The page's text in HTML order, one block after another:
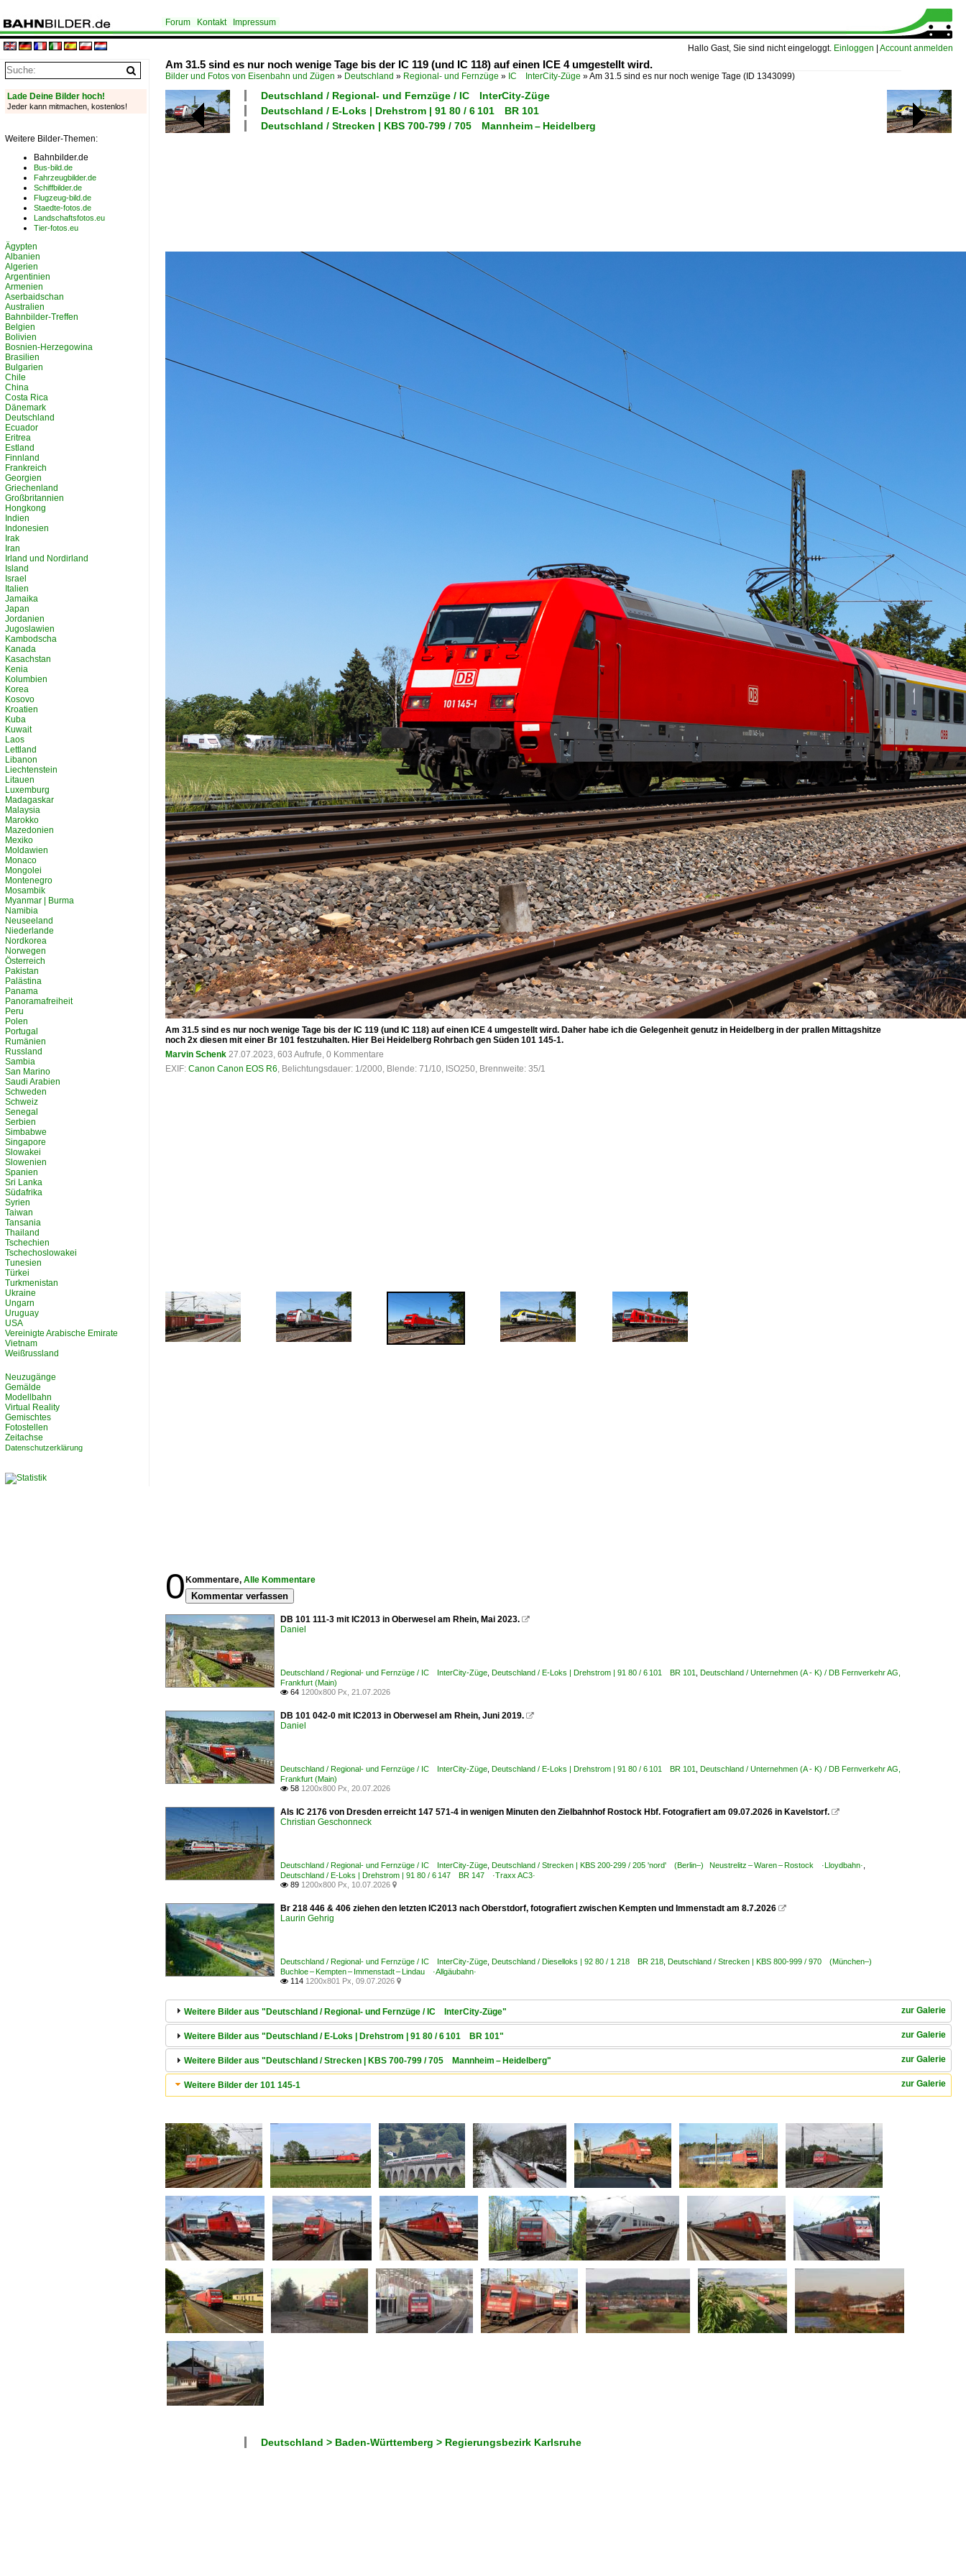
Hallo Gast, Sie sind nicht eingeloggt. Einloggen Account anmelden
Forum Kontakt Impressum
Am 31.5 sind es nur noch wenige Tage bis der IC 119 (und IC 118) auf einen ICE 4 umgestellt wird.
Bilder und Fotos von Eisenbahn und Zügen » Deutschland » Regional- und Fernzüge » IC InterCity-Züge »Am 31.5 sind es nur noch wenige Tage (ID 1343099)
Deutschland / Regional- und Fernzüge / IC InterCity-Züge
Deutschland / E-Loks | Drehstrom | 91 80 / 6 101 BR 101
Deutschland / Strecken | KBS 700-799 / 705 Mannheim – Heidelberg
Am 31.5 sind es nur noch wenige Tage bis der IC 119 (und IC 118) auf einen ICE 4 umgestellt wird. Daher habe ich die Gelegenheit genutz in Heidelberg in der prallen Mittagshitze
noch 2x diesen mit einer Br 101 festzuhalten. Hier Bei Heidelberg Rohrbach gen Süden 101 145-1.
Marvin Schenk 27.07.2023, 603 Aufrufe, 0 Kommentare
EXIF: Canon Canon EOS R6, Belichtungsdauer: 1/2000, Blende: 71/10, ISO250, Brennweite: 35/1
0 Kommentare, Alle Kommentare
Kommentar verfassen
DB 101 111-3 mit IC2013 in Oberwesel am Rhein, Mai 2023. 
Daniel
Deutschland / Regional- und Fernzüge / IC InterCity-Züge Deutschland / E-Loks | Drehstrom | 91 80 / 6 101 BR 101
Deutschland / Unternehmen (A - K) / DB Fernverkehr AG,
Frankfurt (Main)
 64 1200x800 Px, 21.07.2026
DB 101 042-0 mit IC2013 in Oberwesel am Rhein, Juni 2019. 
Daniel
Deutschland / Regional- und Fernzüge / IC InterCity-Züge Deutschland / E-Loks | Drehstrom | 91 80 / 6 101 BR 101
Deutschland / Unternehmen (A - K) / DB Fernverkehr AG,
Frankfurt (Main)
 58 1200x800 Px, 20.07.2026
Als IC 2176 von Dresden erreicht 147 571-4 in wenigen Minuten den Zielbahnhof Rostock Hbf. Fotografiert am 09.07.2026 in Kavelstorf. 
Christian Geschonneck
Deutschland / Regional- und Fernzüge / IC InterCity-Züge Deutschland / Strecken | KBS 200-299 / 205 'nord' (Berlin–) Neustrelitz – Waren – Rostock ·Lloydbahn·
Deutschland / E-Loks | Drehstrom | 91 80 / 6 147 BR 147 ·Traxx AC3·
 89 1200x800 Px, 10.07.2026 
Br 218 446 & 406 ziehen den letzten IC2013 nach Oberstdorf, fotografiert zwischen Kempten und Immenstadt am 8.7.2026 
Laurin Gehrig
Deutschland / Regional- und Fernzüge / IC InterCity-Züge Deutschland / Dieselloks | 92 80 / 1 218 BR 218 Deutschland / Strecken | KBS 800-999 / 970 (München–)
Buchloe – Kempten – Immenstadt – Lindau ·Allgäubahn·
 114 1200x801 Px, 09.07.2026 
zur Galerie
Weitere Bilder aus "Deutschland / Regional- und Fernzüge / IC InterCity-Züge"
zur Galerie
Weitere Bilder aus "Deutschland / E-Loks | Drehstrom | 91 80 / 6 101 BR 101"
zur Galerie
Weitere Bilder aus "Deutschland / Strecken | KBS 700-799 / 705 Mannheim – Heidelberg"
zur Galerie
Weitere Bilder der 101 145-1
Deutschland > Baden-Württemberg > Regierungsbezirk Karlsruhe
Lade Deine Bilder hoch!
Jeder kann mitmachen, kostenlos!
Weitere Bilder-Themen:
Bahnbilder.de
Bus-bild.de
Fahrzeugbilder.de
Schiffbilder.de
Flugzeug-bild.de
Staedte-fotos.de
Landschaftsfotos.eu
Tier-fotos.eu
Ägypten
Albanien
Algerien
Argentinien
Armenien
Aserbaidschan
Australien
Bahnbilder-Treffen
Belgien
Bolivien
Bosnien-Herzegowina
Brasilien
Bulgarien
Chile
China
Costa Rica
Dänemark
Deutschland
Ecuador
Eritrea
Estland
Finnland
Frankreich
Georgien
Griechenland
Großbritannien
Hongkong
Indien
Indonesien
Irak
Iran
Irland und Nordirland
Island
Israel
Italien
Jamaika
Japan
Jordanien
Jugoslawien
Kambodscha
Kanada
Kasachstan
Kenia
Kolumbien
Korea
Kosovo
Kroatien
Kuba
Kuwait
Laos
Lettland
Libanon
Liechtenstein
Litauen
Luxemburg
Madagaskar
Malaysia
Marokko
Mazedonien
Mexiko
Moldawien
Monaco
Mongolei
Montenegro
Mosambik
Myanmar | Burma
Namibia
Neuseeland
Niederlande
Nordkorea
Norwegen
Österreich
Pakistan
Palästina
Panama
Panoramafreiheit
Peru
Polen
Portugal
Rumänien
Russland
Sambia
San Marino
Saudi Arabien
Schweden
Schweiz
Senegal
Serbien
Simbabwe
Singapore
Slowakei
Slowenien
Spanien
Sri Lanka
Südafrika
Syrien
Taiwan
Tansania
Thailand
Tschechien
Tschechoslowakei
Tunesien
Türkei
Turkmenistan
Ukraine
Ungarn
Uruguay
USA
Vereinigte Arabische Emirate
Vietnam
Weißrussland
Neuzugänge
Gemälde
Modellbahn
Virtual Reality
Gemischtes
Fotostellen
Zeitachse
Datenschutzerklärung